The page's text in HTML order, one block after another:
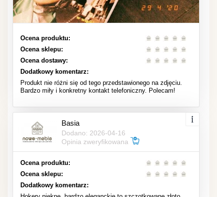
Ocena produktu:
Ocena sklepu:
Ocena dostawy:
Dodatkowy komentarz:
Produkt nie różni się od tego przedstawionego na zdjęciu.
Bardzo miły i konkretny kontakt telefoniczny. Polecam!
Basia
Dodano: 2026-04-16
Opinia zweryfikowana
Ocena produktu:
Ocena sklepu:
Dodatkowy komentarz: